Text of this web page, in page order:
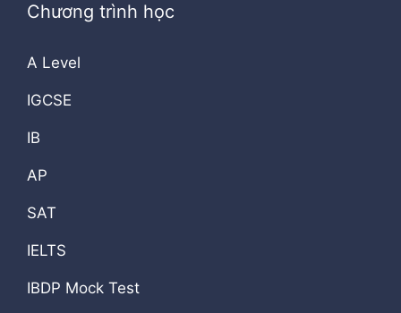
Chương trình học
A Level
IGCSE
IB
AP
SAT
IELTS
IBDP Mock Test